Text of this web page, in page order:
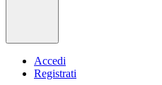
Accedi
Registrati